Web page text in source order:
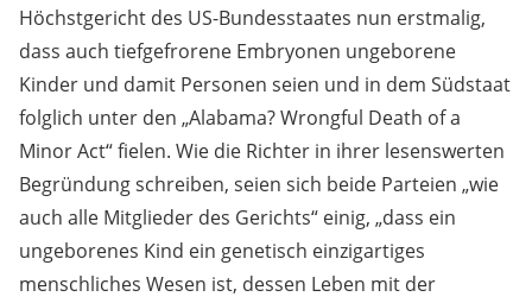
Höchstgericht des US-Bundesstaates nun erstmalig,
dass auch tiefgefrorene Embryonen ungeborene
Kinder und damit Personen seien und in dem Südstaat
folglich unter den „Alabama? Wrongful Death of a
Minor Act“ fielen. Wie die Richter in ihrer lesenswerten
Begründung schreiben, seien sich beide Parteien „wie
auch alle Mitglieder des Gerichts“ einig, „dass ein
ungeborenes Kind ein genetisch einzigartiges
menschliches Wesen ist, dessen Leben mit der